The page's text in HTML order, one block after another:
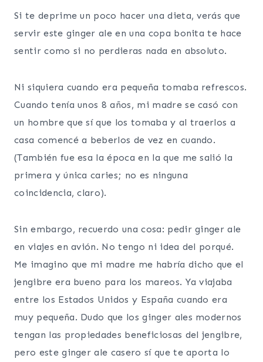
Si te deprime un poco hacer una dieta, verás que
servir este ginger ale en una copa bonita te hace
sentir como si no perdieras nada en absoluto.
Ni siquiera cuando era pequeña tomaba refrescos.
Cuando tenía unos 8 años, mi madre se casó con
un hombre que sí que los tomaba y al traerlos a
casa comencé a beberlos de vez en cuando.
(También fue esa la época en la que me salió la
primera y única caries; no es ninguna
coincidencia, claro).
Sin embargo, recuerdo una cosa: pedir ginger ale
en viajes en avión. No tengo ni idea del porqué.
Me imagino que mi madre me habría dicho que el
jengibre era bueno para los mareos. Ya viajaba
entre los Estados Unidos y España cuando era
muy pequeña. Dudo que los ginger ales modernos
tengan las propiedades beneficiosas del jengibre,
pero este ginger ale casero sí que te aporta lo